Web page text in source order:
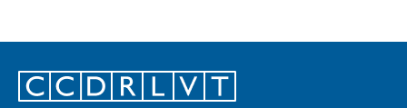
Footer